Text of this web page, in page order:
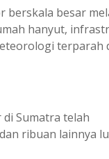
berskala besar
hanyut,
terparah
Sumatra telah
ribuan lainnya